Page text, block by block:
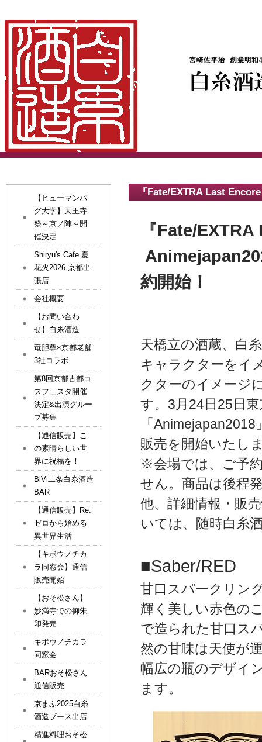
『Fate/EXTRA Last
『Fate/
約開始！
天橋立の酒蔵、白
キャラクターをイ
クターのイメージ
す。3月24日25日
「
販売を開始いたし
※会場では、ご予
せん。商品は後程
他、詳細情報・販
いては、随時白糸
■Saber/RED
甘口スパークリン
輝く美しい赤色の
で造られた甘口ス
然の甘味は天使が
幅広の瓶のデザイ
ます。
【ヒューマンバ
グ大学】天王寺
祭～京ノ陣～開
催決定
Shiryu's Cafe 夏
花火2026 京都出
張店
会社概要
【お問い合わ
せ】白糸酒造
竜胆尊×京都老舗
3社コラボ
第8回京都古都コ
スフェスタ開催
決定&出演グルー
プ募集
【通信販売】こ
の素晴らしい世
界に祝福を！
BiVi二条白糸酒造
BAR
【通信販売】Re:
ゼロから始める
異世界生活
【キボウノチカ
ラ同窓会】通信
販売開始
【おそ松さん】
妙満寺での御朱
印発売
キボウノチカラ
同窓会
BARおそ松さん
通信販売
京まふ2025白糸
酒造ブース出店
精進料理おそ松